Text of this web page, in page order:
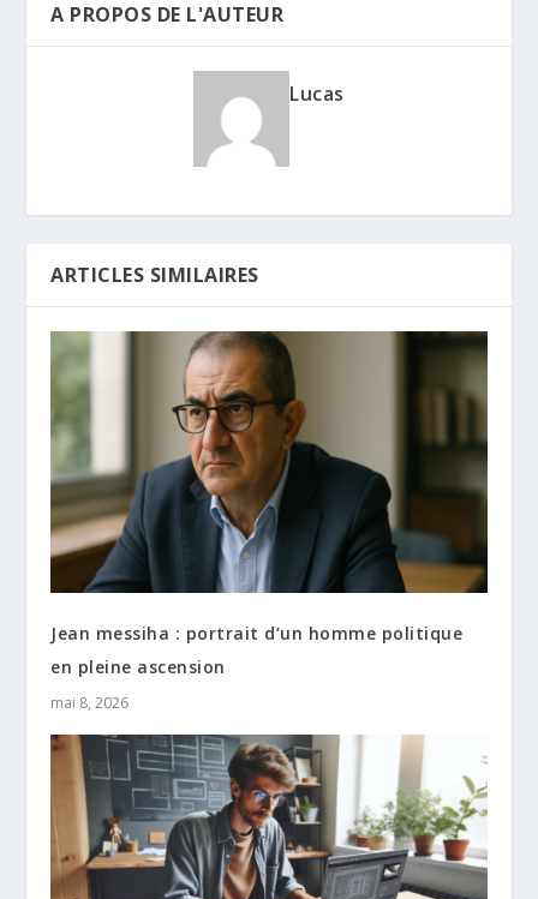
A PROPOS DE L'AUTEUR
Lucas
ARTICLES SIMILAIRES
Jean messiha : portrait d’un homme politique
en pleine ascension
mai 8, 2026